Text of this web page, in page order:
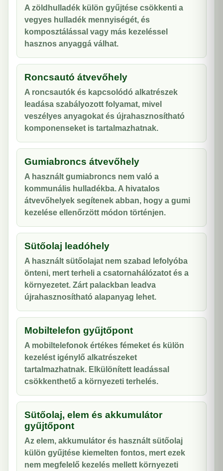
A zöldhulladék külön gyűjtése csökkenti a
vegyes hulladék mennyiségét, és
komposztálással vagy más kezeléssel
hasznos anyaggá válhat.
Roncsautó átvevőhely
A roncsautók és kapcsolódó alkatrészek
leadása szabályozott folyamat, mivel
veszélyes anyagokat és újrahasznosítható
komponenseket is tartalmazhatnak.
Gumiabroncs átvevőhely
A használt gumiabroncs nem való a
kommunális hulladékba. A hivatalos
átvevőhelyek segítenek abban, hogy a gumi
kezelése ellenőrzött módon történjen.
Sütőolaj leadóhely
A használt sütőolajat nem szabad lefolyóba
önteni, mert terheli a csatornahálózatot és a
környezetet. Zárt palackban leadva
újrahasznosítható alapanyag lehet.
Mobiltelefon gyűjtőpont
A mobiltelefonok értékes fémeket és külön
kezelést igénylő alkatrészeket
tartalmazhatnak. Elkülönített leadással
csökkenthető a környezeti terhelés.
Sütőolaj, elem és akkumulátor
gyűjtőpont
Az elem, akkumulátor és használt sütőolaj
külön gyűjtése kiemelten fontos, mert ezek
nem megfelelő kezelés mellett környezeti